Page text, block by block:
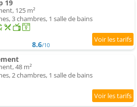
19
125 m²
3 chambres, 1 salle de bains
8.6/10
48 m²
2 chambres, 1 salle de bains